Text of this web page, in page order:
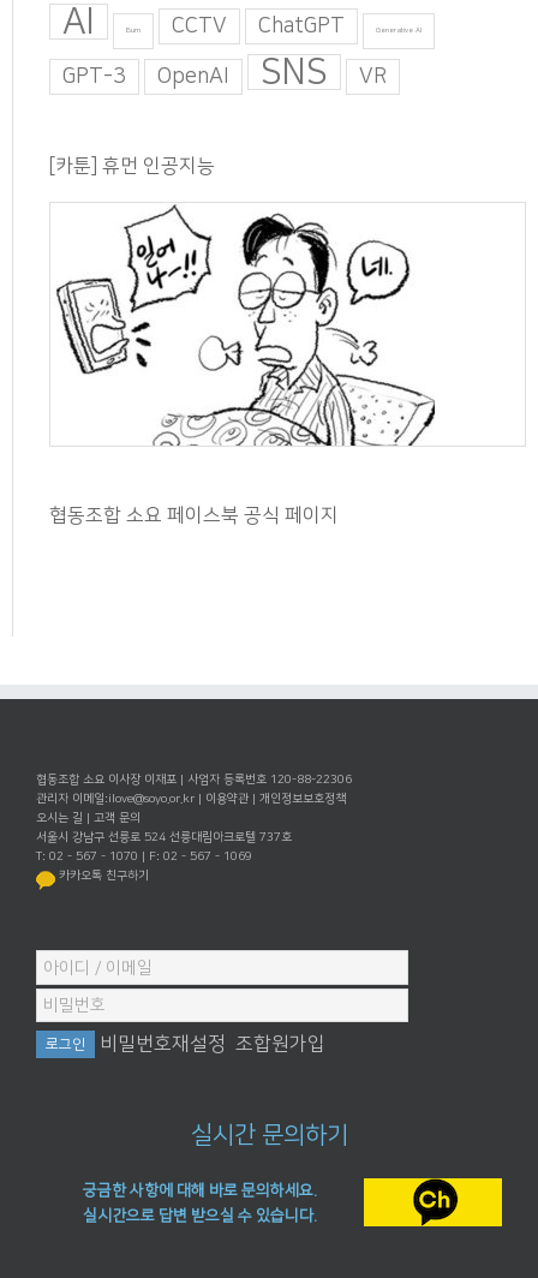
AI Burn CCTV ChatGPT Generative AI
GPT-3 OpenAI SNS VR
[카툰] 휴먼 인공지능
협동조합 소요 페이스북 공식 페이지
협동조합 소요 이사장 이재포 | 사업자 등록번호 120-88-22306
관리자 이메일:ilove@soyo.or.kr | 이용약관 | 개인정보보호정책
오시는 길 | 고객 문의
서울시 강남구 선릉로 524 선릉대림아크로텔 737호
T: 02 - 567 - 1070 | F: 02 - 567 - 1069
카카오톡 친구하기
비밀번호재설정 조합원가입
실시간 문의하기
궁금한 사항에 대해 바로 문의하세요.
실시간으로 답변 받으실 수 있습니다.